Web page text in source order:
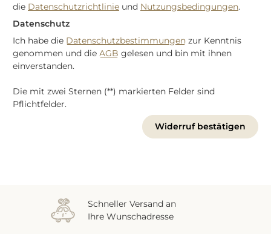
die Datenschutzrichtlinie und Nutzungsbedingungen.
Datenschutz
Ich habe die Datenschutzbestimmungen zur Kenntnis
genommen und die AGB gelesen und bin mit ihnen
einverstanden.
Die mit zwei Sternen (**) markierten Felder sind
Pflichtfelder.
Widerruf bestätigen
Schneller Versand an
Ihre Wunschadresse